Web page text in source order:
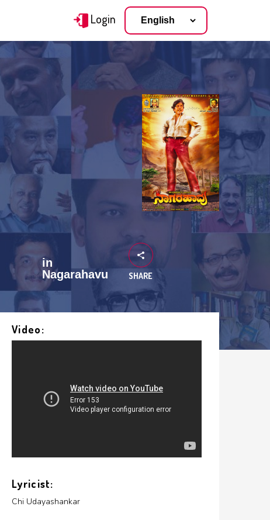
Login
in
Nagarahavu
SHARE
Video:
Lyricist:
Chi Udayashankar